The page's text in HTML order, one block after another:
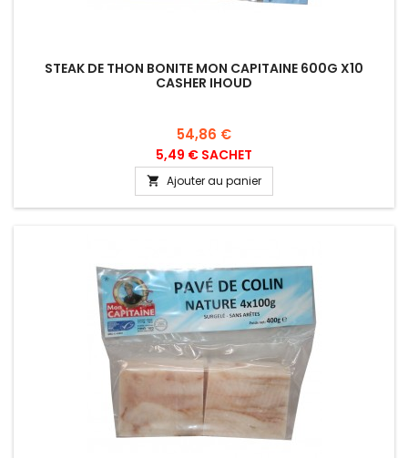
STEAK DE THON BONITE MON CAPITAINE 600G X10
CASHER IHOUD
Prix
54,86 €
5,49 € SACHET
 Ajouter au panier